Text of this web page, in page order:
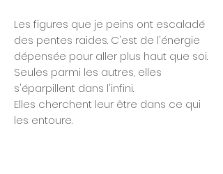
Les figures que je peins ont escaladé
des pentes raides. C'est de l'énergie
dépensée pour aller plus haut que soi.
Seules parmi les autres, elles
s'éparpillent dans l'infini.
Elles cherchent leur être dans ce qui
les entoure.